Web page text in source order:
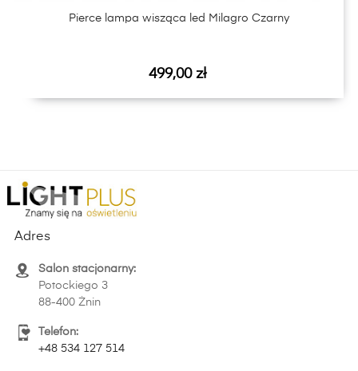
Pierce lampa wisząca led Milagro Czarny
Cena
499,00 zł
Adres
Salon stacjonarny:
Potockiego 3
88-400 Żnin
Telefon:
+48 534 127 514